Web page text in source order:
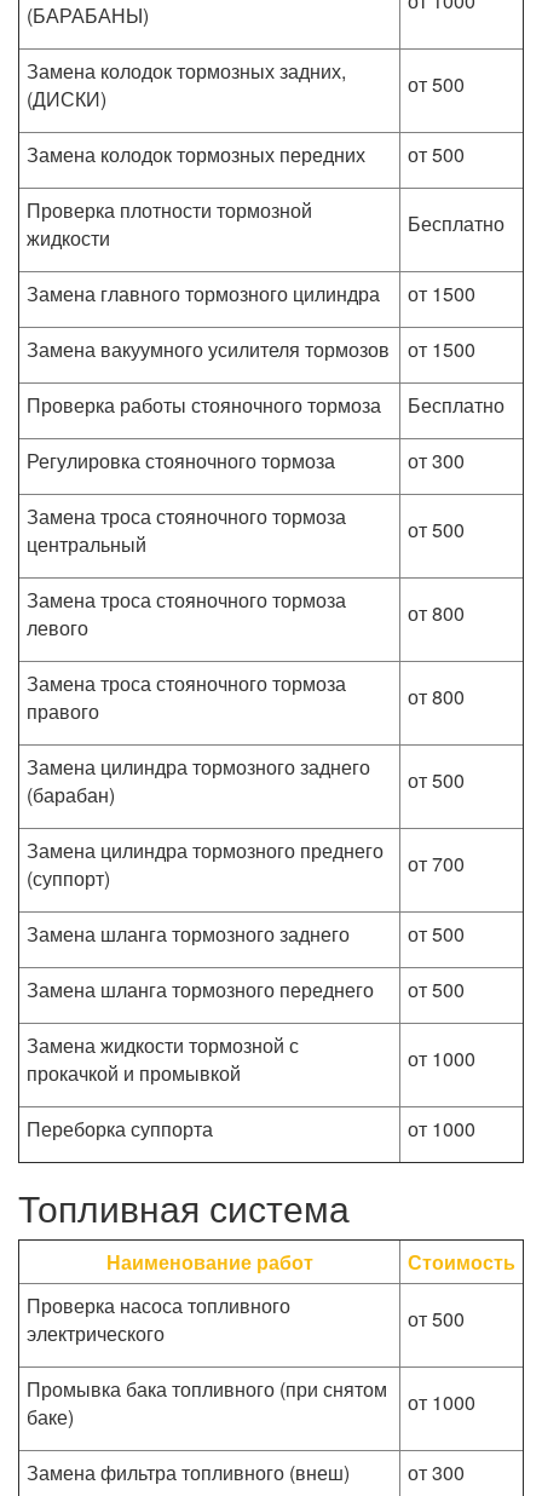
(БАРАБАНЫ)
Замена колодок тормозных задних,
(ДИСКИ)
от 500
Замена колодок тормозных передних
от 500
Проверка плотности тормозной
жидкости
Бесплатно
Замена главного тормозного цилиндра
от 1500
Замена вакуумного усилителя тормозов
от 1500
Проверка работы стояночного тормоза
Бесплатно
Регулировка стояночного тормоза
от 300
Замена троса стояночного тормоза
центральный
от 500
Замена троса стояночного тормоза
левого
от 800
Замена троса стояночного тормоза
правого
от 800
Замена цилиндра тормозного заднего
(барабан)
от 500
Замена цилиндра тормозного преднего
(суппорт)
от 700
Замена шланга тормозного заднего
от 500
Замена шланга тормозного переднего
от 500
Замена жидкости тормозной с
прокачкой и промывкой
от 1000
Переборка суппорта от 1000
Топливная система
Наименование работ
Стоимость
Проверка насоса топливного
электрического
от 500
Промывка бака топливного (при снятом
баке)
от 1000
Замена фильтра топливного (внеш)
от 300